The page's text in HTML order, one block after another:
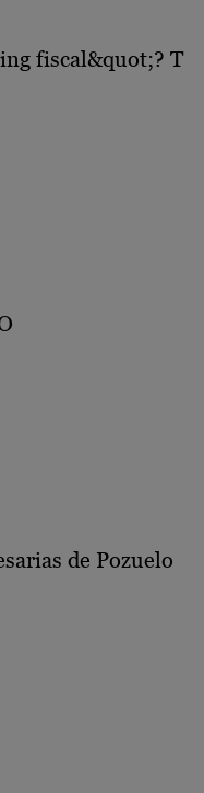
fiscal&quot;? T
de Pozuelo